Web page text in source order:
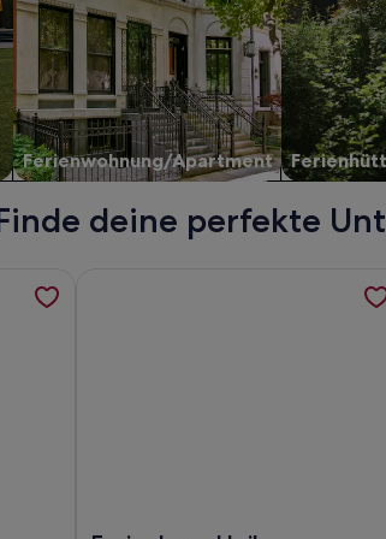
Ferienwohnung/Apartment
deine perfekte